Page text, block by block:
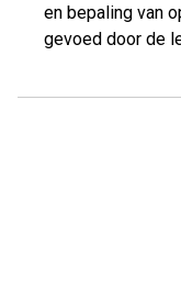
en bepaling van
gevoed door de